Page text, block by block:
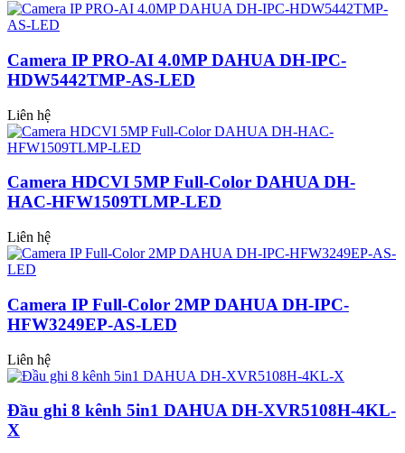
Camera IP PRO-AI 4.0MP DAHUA DH-IPC-
HDW5442TMP-AS-LED
Liên hệ
Camera HDCVI 5MP Full-Color DAHUA DH-
HAC-HFW1509TLMP-LED
Liên hệ
Camera IP Full-Color 2MP DAHUA DH-IPC-
HFW3249EP-AS-LED
Liên hệ
Đầu ghi 8 kênh 5in1 DAHUA DH-XVR5108H-4KL-
X